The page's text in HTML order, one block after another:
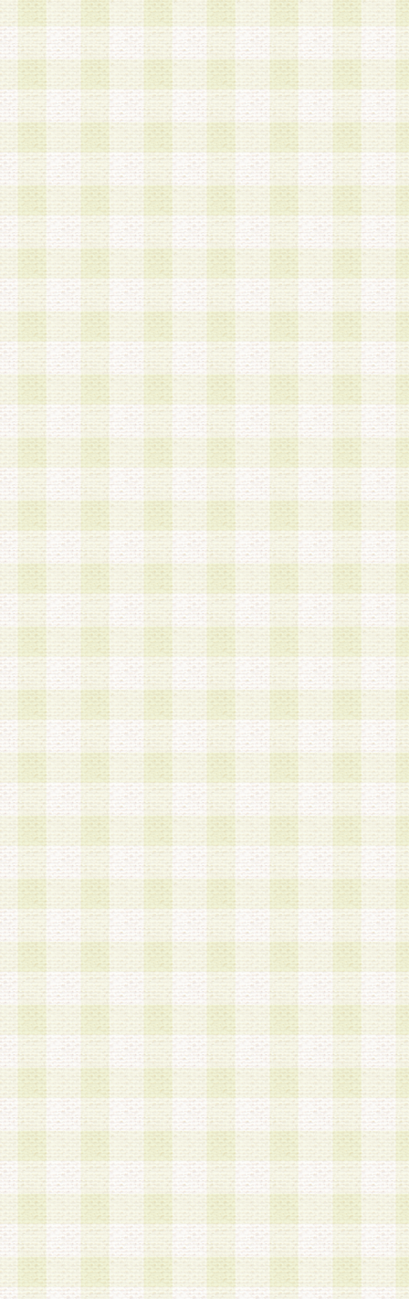
第4条 ログインIDおよびパスワードの管理
1.会員は、会員登録後、本サイト内にて本サービ
加する際には、前条に基づき当社から付与された
スワードを使用するものとします。
2.登録の際に当社が付与したログインIDおよびパ
の使用に関しては、全て会員本人がその責任を負
3.会員は、当社から付与されたログインIDおよび
貸与、名義変更、売買その他形態を問わず第三者
ならないものとします。
4.当社は、会員によるログインIDおよびパスワー
盗用など第三者の利用に伴う損害の発生について
き事由の有無、その他原因の如何を問わず、一切
のとします。
第5条 会員の登録情報
1.当社は、会員の登録情報に含まれる氏名・住所
アドレス等会員個人を識別できる情報を当社が別
シーポリシー
」に基づき適切に取り扱うものとし
は、当該個人情報を以下の各号に定める目的に利
す。なお、これら事項以外の目的で個人情報を利
かじめ会員の同意を得たうえで利用するものとし
a.本サービスの実施または運営
b.本サービスに係る謝礼、景品、調査サンプル品
c.会員からの電話、メール等の問い合わせなどへ
d.その他これらに付随する業務
2.当社は、会員個人を識別することのできる情報
会員情報を本人の承諾なく第三者に開示すること
人を識別できる情報について第三者に開示または
社は事前に会員本人の同意を得るものとします。
3.前項の定めに拘わらず、当社は、以下の目的に
意を 得ることなく、会員個人を識別できる情報
づき選定した委託業者に対して当社の責任におい
できるものとします。な お、当社は、当該委託
契約を締結しこれを遵守させるとともに、本規約
の注意をもって当該情報を使用させるものとし ま
a.本サービスに係る謝礼、景品、調査サンプル品
b.会員からの電話、メール等の問い合わせなどへ
c.モバイルリサーチ、またはグループ形式による
実施もしくは運営
d.その他これらに付随する業務
4.会員は、住所、電話番号その他の登録情報につ
合は、速やかに当社所定の変更手続きを行うもの
5.当社は、必要と認めた場合、会員に対して、電
手段により登録情報の対象者が会員登録者本人で
の内容が正確であること、アンケートの回答内容
うことができるものとます。
6.会員は、会員登録後当社が定期的に行う登録情
して、当社指定の期間内に更新手続きを行うもの
該期間内に更新手続きを行わない場合、その時点
発行したポイントは失効されるものとします。